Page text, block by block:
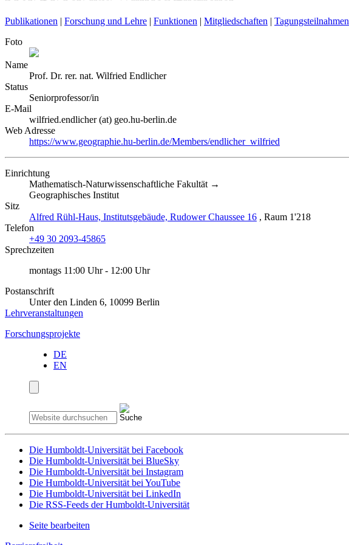
Publikationen | Forschung und Lehre | Funktionen | Mitgliedschaften | Tagungsteilnahmen
Foto
Name
Prof. Dr. rer. nat. Wilfried Endlicher
Status
Seniorprofessor/in
E-Mail
wilfried.endlicher (at) geo.hu-berlin.de
Web Adresse
https://www.geographie.hu-berlin.de/Members/endlicher_wilfried
Einrichtung
Mathematisch-Naturwissenschaftliche Fakultät →
Geographisches Institut
Sitz
Alfred Rühl-Haus, Institutsgebäude, Rudower Chaussee 16 , Raum 1'218
Telefon
+49 30 2093-45865
Sprechzeiten
montags 11:00 Uhr - 12:00 Uhr
Postanschrift
Unter den Linden 6, 10099 Berlin
Lehrveranstaltungen
Forschungsprojekte
DE
EN
Die Humboldt-Universität bei Facebook
Die Humboldt-Universität bei BlueSky
Die Humboldt-Universität bei Instagram
Die Humboldt-Universität bei YouTube
Die Humboldt-Universität bei LinkedIn
Die RSS-Feeds der Humboldt-Universität
Seite bearbeiten